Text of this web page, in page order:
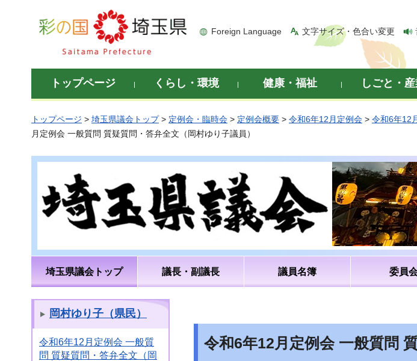
彩の国 埼玉県
Foreign Language 文字サイズ・色合い変更
トップページ くらし・環境 健康・福祉 しごと・
トップページ > 埼玉県議会トップ> 定例会・臨時会 > 定例会概要 > 令和6年12月定例会 > 令和6年12
月定例会 一般質問 質疑質問・答弁全文（岡村ゆり子議員）
埼玉県議会トップ 議長・副議長 議員名簿 委員
岡村ゆり子（県民）
令和6年12月定例会 一般質
問 質疑質問・答弁全文（岡
令和6年12月定例会 一般質問